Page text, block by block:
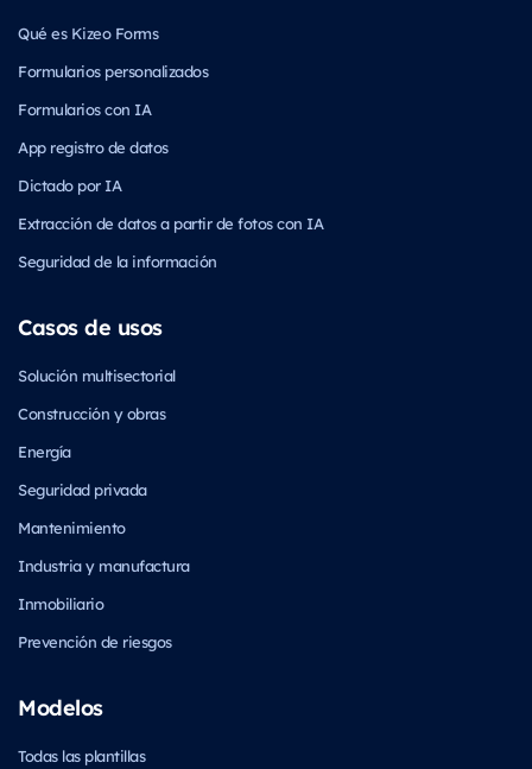
Qué es Kizeo Forms
Formularios personalizados
Formularios con IA
App registro de datos
Dictado por IA
Extracción de datos a partir de fotos con IA
Seguridad de la información
Casos de usos
Solución multisectorial
Construcción y obras
Energía
Seguridad privada
Mantenimiento
Industria y manufactura
Inmobiliario
Prevención de riesgos
Modelos
Todas las plantillas